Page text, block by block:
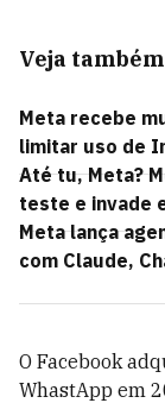
Veja também
Meta recebe
limitar uso de
Até tu, Meta?
teste e invade
Meta lança
com Claude,
O Facebook
WhastApp em